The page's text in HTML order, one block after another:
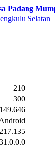
Padang
Selatan
210
300
149.646
Android